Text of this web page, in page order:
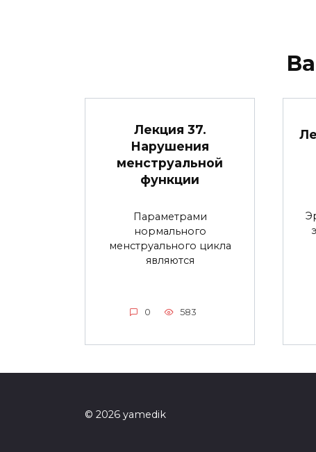
Лекция 37.
Нарушения
менструальной
функции
Параметрами
нормального
менструального цикла
являются
0 583
© 2026 yamedik